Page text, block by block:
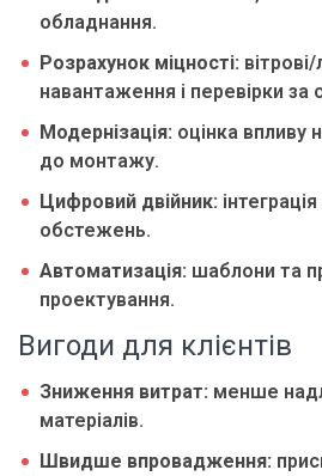
обладнання.
Розрахунок міцності:
навантаження і перевірки за
Модернізація: оцінка впливу
до монтажу.
Цифровий двійник:
обстежень.
Автоматизація: шаблони та
проектування.
Вигоди для клієнтів
Зниження витрат: менше
матеріалів.
Швидше впровадження: